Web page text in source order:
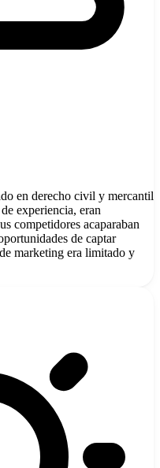
en derecho civil y mercantil
experiencia, eran
competidores acaparaban
de captar
marketing era limitado y